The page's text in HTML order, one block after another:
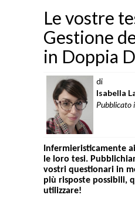
Le vostre
Gestione
in Doppia
di
Isabella
Infermieristicamente
le loro tesi.
vostri questionari in
più risposte possibili,
utilizzare!